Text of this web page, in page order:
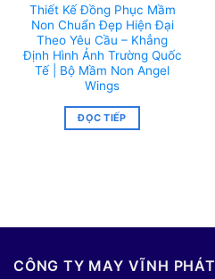
Thiết Kế Đồng Phục Mầm
Non Chuẩn Đẹp Hiện Đại
Theo Yêu Cầu – Khẳng
Định Hình Ảnh Trường Quốc
Tế | Bộ Mầm Non Angel
Wings
ĐỌC TIẾP
CÔNG TY MAY VĨNH PHÁT